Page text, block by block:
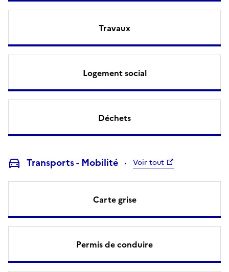
Travaux
Logement social
Déchets
Transports - Mobilité Voir tout
Carte grise
Permis de conduire